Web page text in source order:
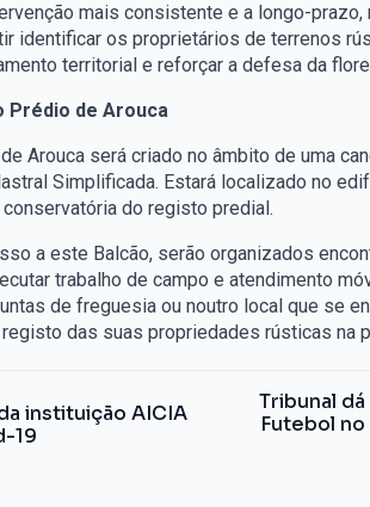
mais consistente e a longo-prazo,
identificar os proprietários de terrenos
territorial e reforçar a defesa da
Prédio de Arouca
Arouca será criado no âmbito de uma
Simplificada. Estará localizado no
do registo predial.
a este Balcão, serão organizados
trabalho de campo e atendimento
de freguesia ou noutro local que se
das suas propriedades rústicas na
instituição AICIA
19
Tribunal
Futebol no